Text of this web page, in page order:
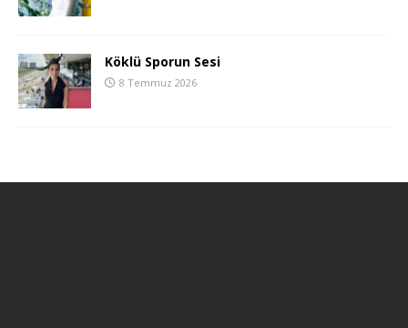
Köklü Sporun Sesi
8 Temmuz 2026